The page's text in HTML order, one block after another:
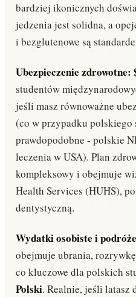
bardziej ikonicznych
jedzenia jest solidna, a
i bezglutenowe są
Ubezpieczenie zdrowotne:
studentów
jeśli masz równoważne
(co w przypadku polskiego
prawdopodobne - polskie
leczenia w USA). Plan
kompleksowy i obejmuje
Health Services (HUHS),
dentystyczną.
Wydatki osobiste i
obejmuje ubrania,
co kluczowe dla polskich
Polski. Realnie, jeśli latasz